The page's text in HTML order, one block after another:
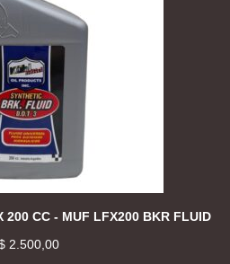
200 CC - MUF LFX200 BKR FLUID
2.500,00